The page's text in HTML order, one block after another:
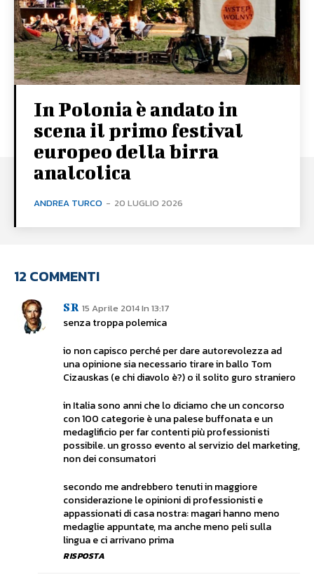
In Polonia è andato in
scena il primo festival
europeo della birra
analcolica
ANDREA TURCO - 20 LUGLIO 2026
12 COMMENTI
SR 15 Aprile 2014 In 13:17
senza troppa polemica
io non capisco perché per dare autorevolezza ad
una opinione sia necessario tirare in ballo Tom
Cizauskas (e chi diavolo è?) o il solito guro straniero
in Italia sono anni che lo diciamo che un concorso
con 100 categorie è una palese buffonata e un
medaglificio per far contenti più professionisti
possibile. un grosso evento al servizio del marketing,
non dei consumatori
secondo me andrebbero tenuti in maggiore
considerazione le opinioni di professionisti e
appassionati di casa nostra: magari hanno meno
medaglie appuntate, ma anche meno peli sulla
lingua e ci arrivano prima
RISPOSTA